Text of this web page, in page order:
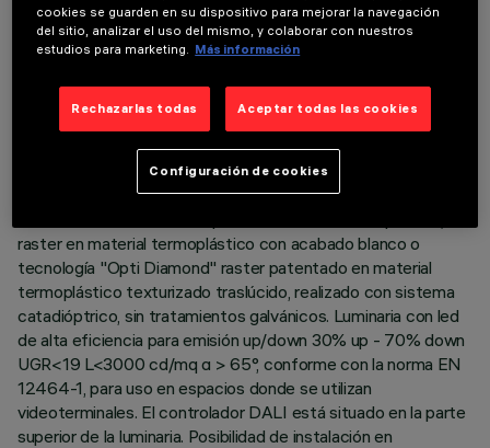
DATOS TÉCNICOS
Luminaria L = 1195 mm equipada con led en tono de color
raster en material termoplástico con acabado blanco o
tecnología "Opti Diamond" raster patentado en material
termoplástico texturizado traslúcido, realizado con sistema
catadióptrico, sin tratamientos galvánicos. Luminaria con led
de alta eficiencia para emisión up/down 30% up - 70% down
UGR<19 L<3000 cd/mq α > 65°, conforme con la norma EN
12464-1, para uso en espacios donde se utilizan
videoterminales. El controlador DALI está situado en la parte
superior de la luminaria. Posibilidad de instalación en
cookies se guarden en su dispositivo para mejorar la navegación
del sitio, analizar el uso del mismo, y colaborar con nuestros
estudios para marketing. Más información
Rechazarlas todas Aceptar todas las cookies
Configuración de cookies